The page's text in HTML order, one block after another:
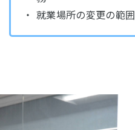
就業場所の変更の範